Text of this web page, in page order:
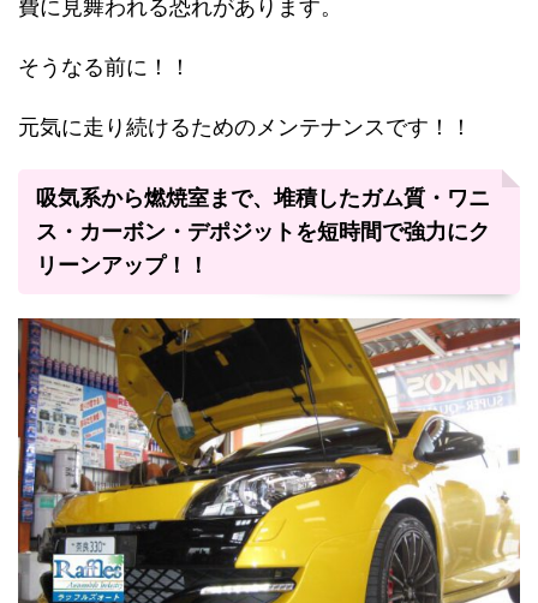
費に見舞われる恐れがあります。
そうなる前に！！
元気に走り続けるためのメンテナンスです！！
吸気系から燃焼室まで、堆積したガム質・ワニ
ス・カーボン・デポジットを短時間で強力にク
リーンアップ！！